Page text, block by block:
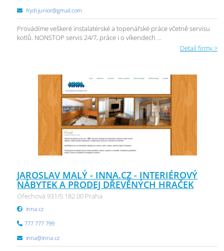
frydl.junior@gmail.com
Provádíme veškeré instalatérské a topenářské práce včetně servisu
kotlů. NONSTOP servis 24/7, práce i o víkendech ...
Detail firmy >
JAROSLAV MALÝ - INNA.CZ - INTERIÉROVÝ
NÁBYTEK A PRODEJ DŘEVĚNÝCH HRAČEK
Ořechová 931/5 182 00 Praha
inna.cz
777 777 799
inna@inna.cz